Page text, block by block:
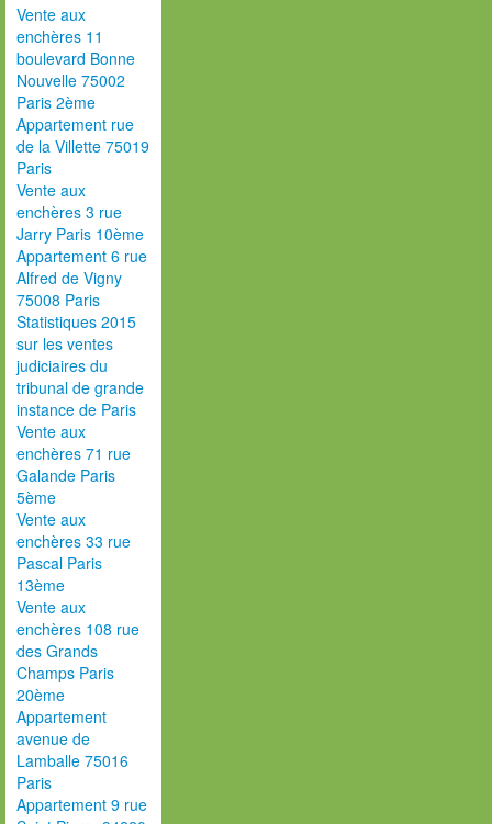
Vente aux
enchères 11
boulevard Bonne
Nouvelle 75002
Paris 2ème
Appartement rue
de la Villette 75019
Paris
Vente aux
enchères 3 rue
Jarry Paris 10ème
Appartement 6 rue
Alfred de Vigny
75008 Paris
Statistiques 2015
sur les ventes
judiciaires du
tribunal de grande
instance de Paris
Vente aux
enchères 71 rue
Galande Paris
5ème
Vente aux
enchères 33 rue
Pascal Paris
13ème
Vente aux
enchères 108 rue
des Grands
Champs Paris
20ème
Appartement
avenue de
Lamballe 75016
Paris
Appartement 9 rue